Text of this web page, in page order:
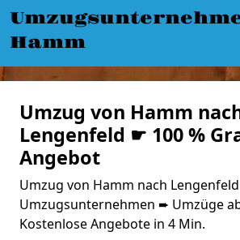
Hamm
Umzug von Hamm
Lengenfeld ☛ 100 %
Angebot
Umzug von Hamm nach
Umzugsunternehmen ➨ Umzüge
Kostenlose Angebote in 4 Min.